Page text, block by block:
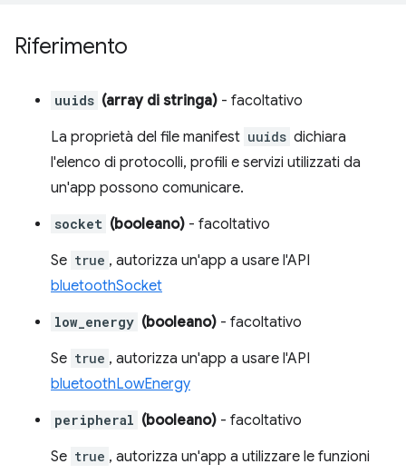
Riferimento
uuids (array di stringa) - facoltativo
La proprietà del file manifest uuids dichiara
l'elenco di protocolli, profili e servizi utilizzati da
un'app possono comunicare.
socket (booleano) - facoltativo
Se true , autorizza un'app a usare l'API
bluetoothSocket
low_energy (booleano) - facoltativo
Se true , autorizza un'app a usare l'API
bluetoothLowEnergy
peripheral (booleano) - facoltativo
Se true , autorizza un'app a utilizzare le funzioni